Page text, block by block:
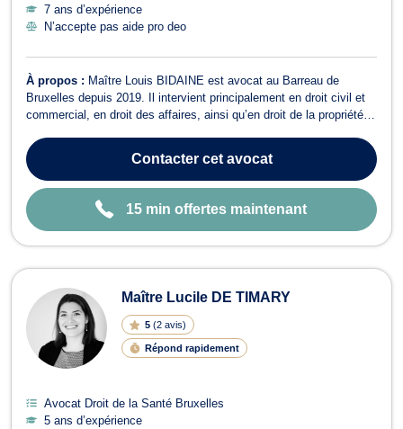
7 ans d’expérience
N’accepte pas aide pro deo
À propos : Maître Louis BIDAINE est avocat au Barreau de
Bruxelles depuis 2019. Il intervient principalement en droit civil et
commercial, en droit des affaires, ainsi qu’en droit de la propriété
accompagne entrepreneurs et entreprises dans la rédaction de
contrats, la st...
Contactercet avocat
15 min offertes maintenant
Maître Lucile DE TIMARY
5 (2 avis)
Répond rapidement
Avocat Droit de la Santé Bruxelles
5 ans d’expérience